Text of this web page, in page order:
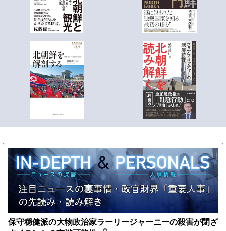
保守穏健派の大物政治家ラーリージャーニーの殺害が閉ざ